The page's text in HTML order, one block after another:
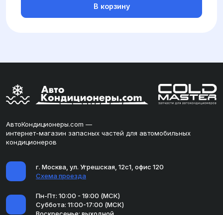
В корзину
АвтоКондиционеры.com —
интернет-магазин запасных частей для автомобильных
кондиционеров
г. Москва, ул. Угрешская, 12с1, офис 120
Схема проезда
Пн-Пт: 10:00 - 19:00 (МСК)
Суббота: 11:00-17:00 (МСК)
Воскресенье: выходной